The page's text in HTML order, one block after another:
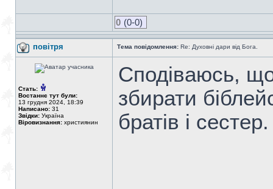
0 (0-0)
повітря Тема повідомлення: Re: Духовні дари від Бога.
Стать:
Востаннє тут були:
13 грудня 2024, 18:39
Написано: 31
Звідки: Україна
Віровизнання: християнин
Сподіваюсь,
збирати
братів і сестер.